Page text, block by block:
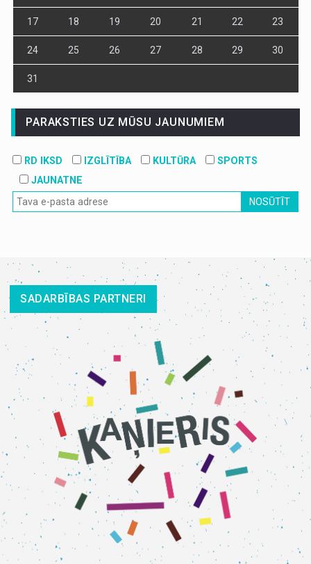
17 18 19 20 21 22 23
24 25 26 27 28 29 30
31
PARAKSTIES UZ MŪSU JAUNUMIEM
RD IKSD IZGLĪTĪBA KULTŪRA
SPORTS
JAUNATNE
NOSŪTĪT
SADARBĪBAS PARTNERI